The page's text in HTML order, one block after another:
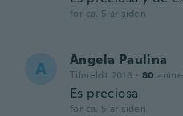
for ca. 5 år siden
A Angela Paulina
Tilmeldt 2016 · 80
Es preciosa
for ca. 5 år siden